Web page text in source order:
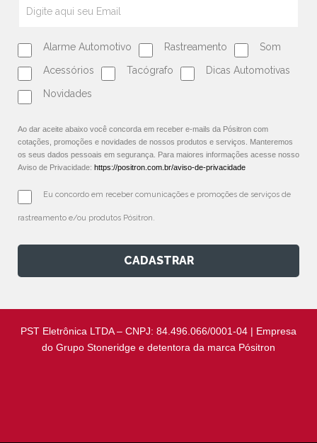
Alarme Automotivo Rastreamento Som
Acessórios Tacógrafo Dicas Automotivas
Novidades
Ao dar aceite abaixo você concorda em receber e-mails da Pósitron com
cotações, promoções e novidades de nossos produtos e serviços. Manteremos
os seus dados pessoais em segurança. Para maiores informações acesse nosso
Aviso de Privacidade: https://positron.com.br/aviso-de-privacidade
Eu concordo em receber comunicações e promoções de serviços de
rastreamento e/ou produtos Pósitron.
CADASTRAR
PST Eletrônica LTDA – CNPJ: 84.496.066/0001-04 | Empresa
do Grupo Stoneridge e detentora da marca Pósitron